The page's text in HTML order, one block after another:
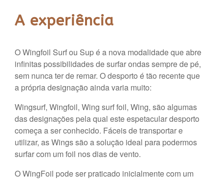
A experiência
O Wingfoil Surf ou Sup é a nova modalidade que abre
infinitas possibilidades de surfar ondas sempre de pé,
sem nunca ter de remar. O desporto é tão recente que
a própria designação ainda varia muito:
Wingsurf, Wingfoil, Wing surf foil, Wing, são algumas
das designações pela qual este espetacular desporto
começa a ser conhecido. Fáceis de transportar e
utilizar, as Wings são a solução ideal para podermos
surfar com um foil nos dias de vento.
O WingFoil pode ser praticado inicialmente com um